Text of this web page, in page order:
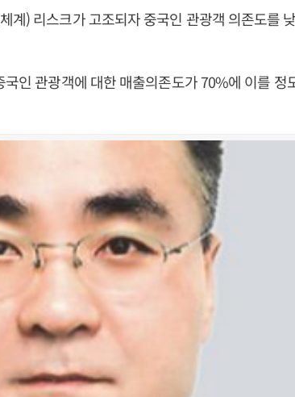
계) 리스크가 고조되자 중국인 관광객 의존도를
인 관광객에 대한 매출의존도가 70%에 이를 정